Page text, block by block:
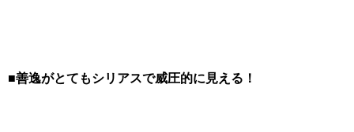
■善逸がとてもシリアスで威圧的に見える！